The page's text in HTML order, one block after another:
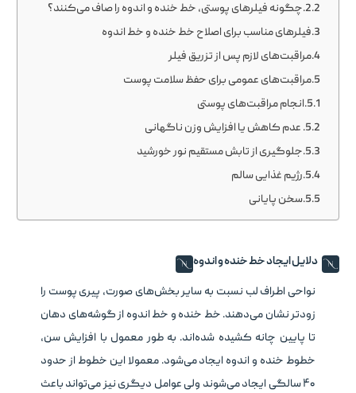
چگونه فیلرهای پوستی، خط خنده و اندوه را صاف می‌کنند؟
فیلرهای مناسب برای اصلاح خط خنده و خط اندوه
مراقبت‌های لازم پس از تزریق فیلر
مراقبت‌های عمومی برای حفظ سلامت پوست
انجام مراقبت‌های پوستی
عدم کاهش یا افزایش وزن ناگهانی
جلوگیری از تابش مستقیم نور خورشید
رژیم غذایی سالم
سخن پایانی
دلایل ایجاد خط خنده و اندوه
نواحی اطراف لب نسبت به سایر بخش‌های صورت، پیری پوست را
زودتر نشان می‌دهند. خط خنده و خط اندوه از گوشه‌های دهان
تا پایین چانه کشیده شده‌اند. به طور معمول با افزایش سن،
خطوط خنده و اندوه ایجاد می‌شود. معمولا این خطوط از حدود
۴۰ سالگی ایجاد می‌شوند ولی عوامل دیگری نیز می‌تواند باعث